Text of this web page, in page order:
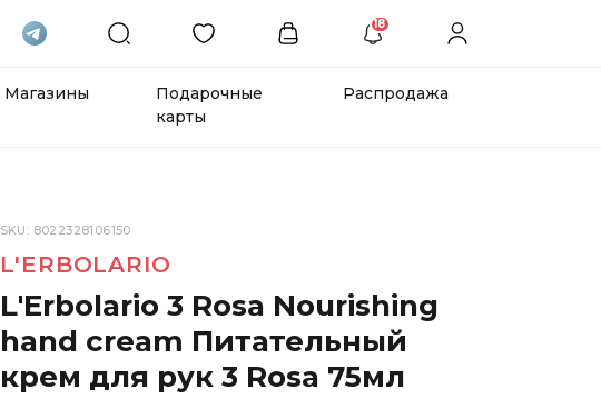
18
Магазины
Подарочные
карты
Распродажа
SKU: 8022328106150
L'ERBOLARIO
L'Erbolario 3 Rosa Nourishing
hand cream Питательный
крем для рук 3 Rosa 75мл